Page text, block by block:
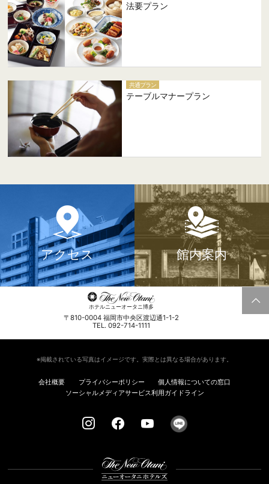
法要プラン
共通プラン
テーブルマナープラン
アクセス 館内案内
ホテルニューオータニ博多
〒810-0004 福岡市中央区渡辺通1-1-2
TEL. 092-714-1111
※掲載されている写真はイメージです。実際とは異なる場合があります。
会社概要 プライバシーポリシー
個人情報についての窓口
ソーシャルメディアサービス利用ガイドライン